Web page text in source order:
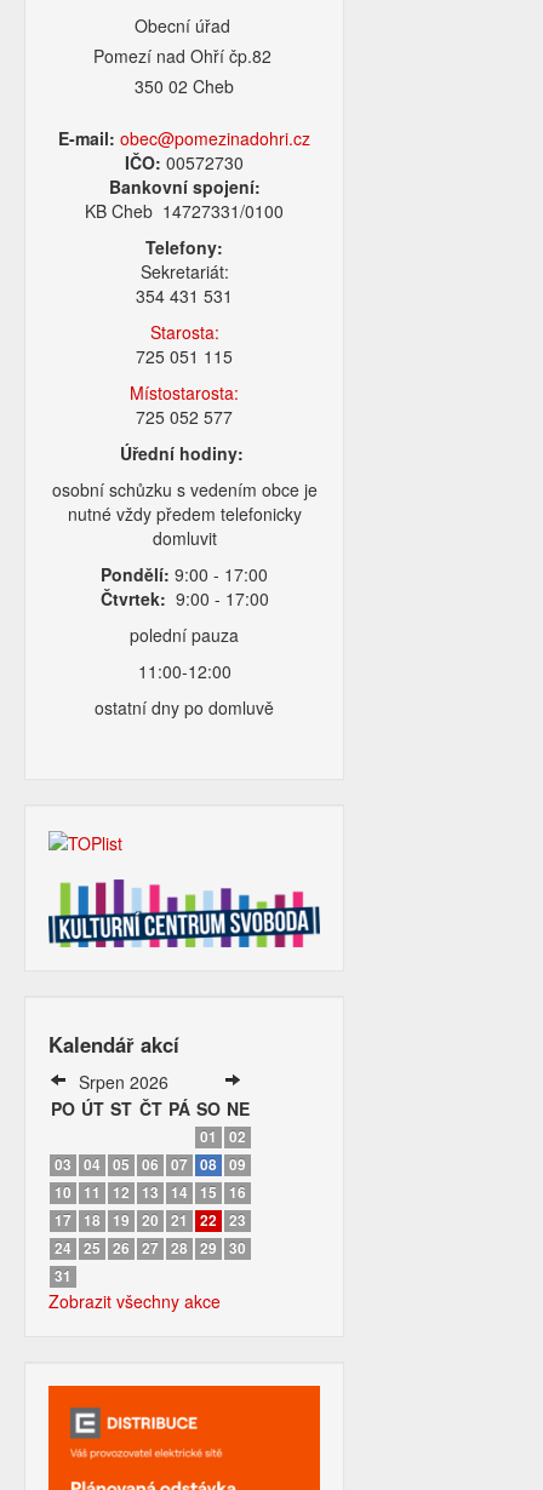
Obecní úřad
Pomezí nad Ohří čp.82
350 02 Cheb
E-mail: obec@pomezinadohri.cz
IČO:00572730
Bankovní spojení:
KB Cheb 14727331/0100
Telefony:
Sekretariát:
354 431 531
Starosta:
725 051 115
Místostarosta:
725 052 577
Úřední hodiny:
osobní schůzku s vedením obce je
nutné vždy předem telefonicky
domluvit
Pondělí: 9:00 - 17:00
Čtvrtek: 9:00 - 17:00
polední pauza
11:00-12:00
ostatní dny po domluvě
Kalendář akcí
Srpen 2026
PO ÚT ST ČT PÁ SO NE
01
02
03
04 05 06 07 08 09
10
11 12 13 14 15
16
17 18 19 20 21 22
23
24
25 26 27 28 29
30
31
Zobrazit všechny akce